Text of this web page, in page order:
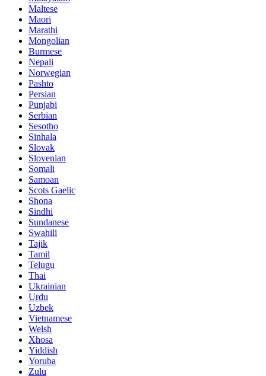
Maltese
Maori
Marathi
Mongolian
Burmese
Nepali
Norwegian
Pashto
Persian
Punjabi
Serbian
Sesotho
Sinhala
Slovak
Slovenian
Somali
Samoan
Scots Gaelic
Shona
Sindhi
Sundanese
Swahili
Tajik
Tamil
Telugu
Thai
Ukrainian
Urdu
Uzbek
Vietnamese
Welsh
Xhosa
Yiddish
Yoruba
Zulu